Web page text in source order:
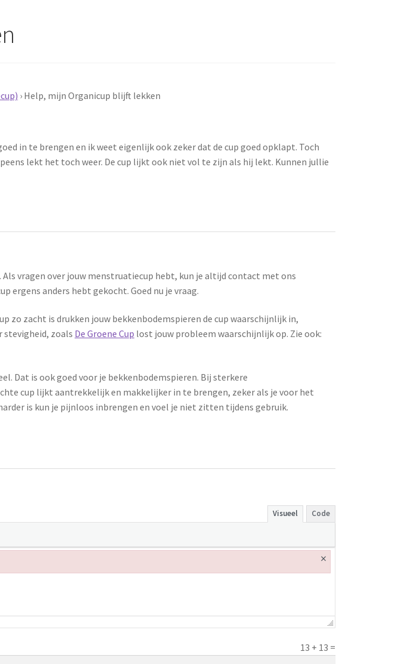
› Help, mijn Organicup blijft lekken
in te brengen en ik weet eigenlijk ook zeker dat de cup goed opklapt. Toch
lekt het toch weer. De cup lijkt ook niet vol te zijn als hij lekt. Kunnen jullie
vragen over jouw menstruatiecup hebt, kun je altijd contact met ons
ergens anders hebt gekocht. Goed nu je vraag.
zo zacht is drukken jouw bekkenbodemspieren de cup waarschijnlijk in,
stevigheid, zoals De Groene Cup lost jouw probleem waarschijnlijk op. Zie ook:
Dat is ook goed voor je bekkenbodemspieren. Bij sterkere
cup lijkt aantrekkelijk en makkelijker in te brengen, zeker als je voor het
is kun je pijnloos inbrengen en voel je niet zitten tijdens gebruik.
Visueel Code
13 + 13 =
×